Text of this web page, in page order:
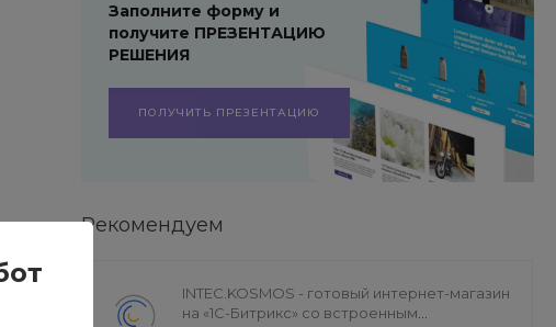
Заполните форму и
получите ПРЕЗЕНТАЦИЮ
РЕШЕНИЯ
ПОЛУЧИТЬ ПРЕЗЕНТАЦИЮ
Рекомендуем
INTEC.KOSMOS - готовый интернет-магазин
на «1С-Битрикс» со встроенным